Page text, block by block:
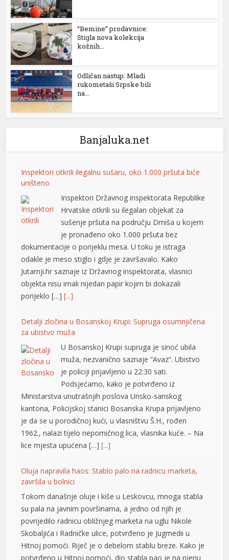
“Bemine” prodavnice:
Stigla nova kolekcija
kožnih...
Odličan nastup: Mladi
rukometaši Srpske bili
na...
Banjaluka.net
Inspektori otkrili ilegalnu sušaru, oko 1.000 pršuta biće
uništeno
Inspektori Državnog inspektorata Republike
Hrvatske otkrili su ilegalan objekat za
sušenje pršuta na području Drniša u kojem
je pronađeno oko 1.000 pršuta bez
dokumentacije o porijeklu mesa. U toku je istraga
odakle je meso stiglo i gdje je završavalo. Kako
Jutarnji.hr saznaje iz Državnog inspektorata, vlasnici
objekta nisu imali nijedan papir kojim bi dokazali
porijeklo […][...]
Detalji zločina u Bosanskoj Krupi: Supruga osumnjičena
za ubistvo muža
U Bosanskoj Krupi supruga je sinoć ubila
muža, nezvanično saznaje “Avaz“. Ubistvo
je policiji prijavljeno u 22:30 sati.
Podsjećamo, kako je potvrđeno iz
Ministarstva unutrašnjih poslova Unsko-sanskog
kantona, Policijskoj stanici Bosanska Krupa prijavljeno
je da se u porodičnoj kući, u vlasništvu Š.H., rođen
1962., nalazi tijelo nepomičnog lica, vlasnika kuće. – Na
lice mjesta upućena […][...]
Oluja napravila haos: Stablo palo na radnicu marketa,
završila u bolnici
Tokom današnje oluje i kiše u Leskovcu, mnoga stabla
su pala na javnim površinama, a jedno od njih je
povrijedilo radnicu obližnjeg marketa na uglu Nikole
Skobaljića i Radničke ulice, potvrđeno je Jugmedii u
Hitnoj pomoći. Riječ je o debelom stablu breze. Kako je
potvrđeno u Hitnoj pomoći, dio stabla pao je na njenu